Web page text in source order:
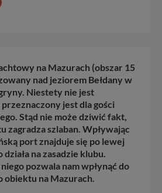
na Mazurach (obszar 15
nad jeziorem Bełdany w
Niestety nie jest
jest dla gości
Stąd nie może dziwić fakt,
zagradza szlaban. Wpływając
port znajduje się po lewej
na zasadzie klubu.
pozwala nam wpłynąć do
obiektu na Mazurach.